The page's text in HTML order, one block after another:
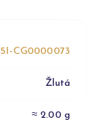
5I-CG0000073
Žlutá
≈ 2.00 g